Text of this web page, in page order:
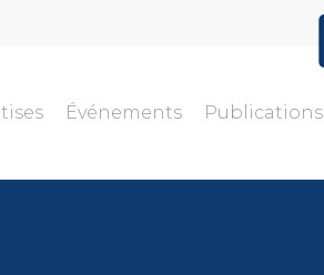
Événements Publications